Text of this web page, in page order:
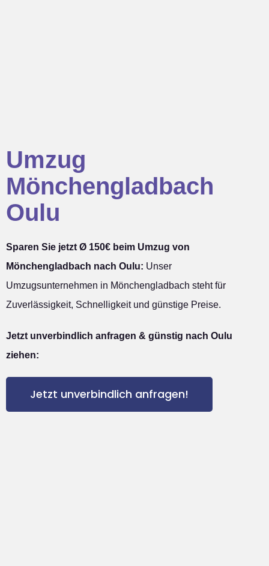
Umzug
Mönchengladbach
Oulu
Sparen Sie jetzt Ø 150€ beim Umzug von
Mönchengladbach nach Oulu: Unser
Umzugsunternehmen in Mönchengladbach steht für
Zuverlässigkeit, Schnelligkeit und günstige Preise.
Jetzt unverbindlich anfragen & günstig nach Oulu
ziehen:
Jetzt unverbindlich anfragen!